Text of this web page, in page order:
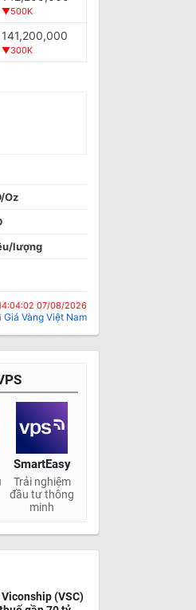
▼500K
141,200,000
▼300K
Oz
lượng
07/08/2026
Giá Vàng Việt Nam
SmartEasy
Trải nghiệm
đầu tư thông
minh
(VSC)